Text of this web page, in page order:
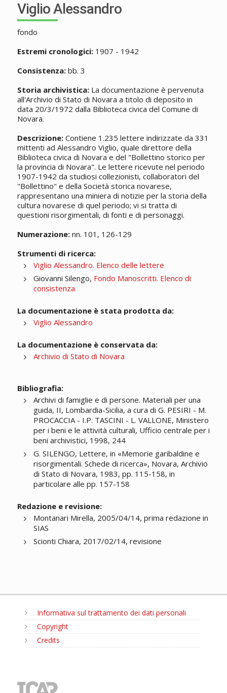
Viglio Alessandro
fondo
Estremi cronologici:1907 - 1942
Consistenza:bb. 3
Storia archivistica:La documentazione è pervenuta
all'Archivio di Stato di Novara a titolo di deposito in
data 20/3/1972 dalla Biblioteca civica del Comune di
Novara.
Descrizione:Contiene 1.235 lettere indirizzate da 331
mittenti ad Alessandro Viglio, quale direttore della
Biblioteca civica di Novara e del "Bollettino storico per
la provincia di Novara". Le lettere ricevute nel periodo
1907-1942 da studiosi collezionisti, collaboratori del
"Bollettino" e della Società storica novarese,
rappresentano una miniera di notizie per la storia della
cultura novarese di quel periodo; vi si tratta di
questioni risorgimentali, di fonti e di personaggi.
Numerazione:nn. 101, 126-129
Strumenti di ricerca:
Viglio Alessandro. Elenco delle lettere
Giovanni Silengo, Fondo Manoscritti. Elenco di
consistenza
La documentazione è stata prodotta da:
Viglio Alessandro
La documentazione è conservata da:
Archivio di Stato di Novara
Bibliografia:
Archivi di famiglie e di persone. Materiali per una
guida, II, Lombardia-Sicilia, a cura di G. PESIRI - M.
PROCACCIA - I.P. TASCINI - L. VALLONE, Ministero
per i beni e le attività culturali, Ufficio centrale per i
beni archivistici, 1998, 244
G. SILENGO, Lettere, in «Memorie garibaldine e
risorgimentali. Schede di ricerca», Novara, Archivio
di Stato di Novara, 1983, pp. 115-158, in
particolare alle pp. 157-158
Redazione e revisione:
Montanari Mirella, 2005/04/14, prima redazione in
SIAS
Scionti Chiara, 2017/02/14, revisione
Informativa sul trattamento dei dati personali
Copyright
Credits